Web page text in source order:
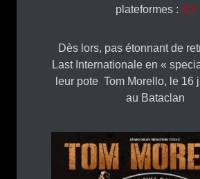
plateformes : ICI
Dès lors, pas étonnant de
Last Internationale en «
leur pote Tom Morello, le 16
au Bataclan